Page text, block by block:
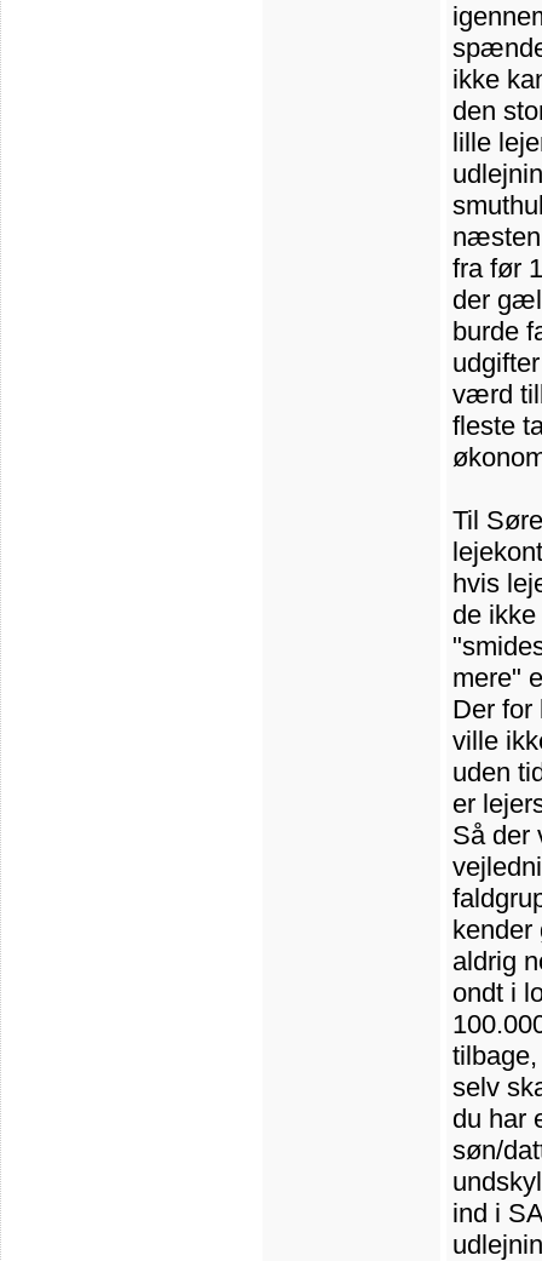
ikke
den
lille
næsten
fra før
der
burde
værd
fleste
Til
hvis
de
mere"
Der for
ville
uden
er
Så der
kender
aldrig
ondt i
selv
du har
søn/
ind i